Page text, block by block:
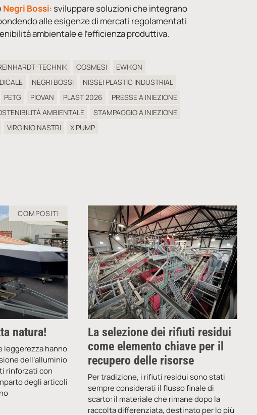
Negri Bossi: sviluppare soluzioni che integrano
alle esigenze di mercati regolamentati
ambientale e l’efficienza produttiva.
TECHNIK COSMESI
EWIKON
NEGRI BOSSI
NISSEI PLASTIC INDUSTRIAL
PETG PIOVAN PLAST 2026
PRESSE A INIEZIONE
AMBIENTALE
STAMPAGGIO A INIEZIONE
VIRGINIO NASTRI X PUMP
COMPOSITI
natura!
leggerezza hanno
dell’alluminio
rinforzati con
degli articoli
La selezione dei rifiuti residui
come elemento chiave per il
recupero delle risorse
Per tradizione, i rifiuti residui sono stati
sempre considerati il flusso finale di
scarto: il materiale che rimane dopo la
raccolta differenziata, destinato per lo più